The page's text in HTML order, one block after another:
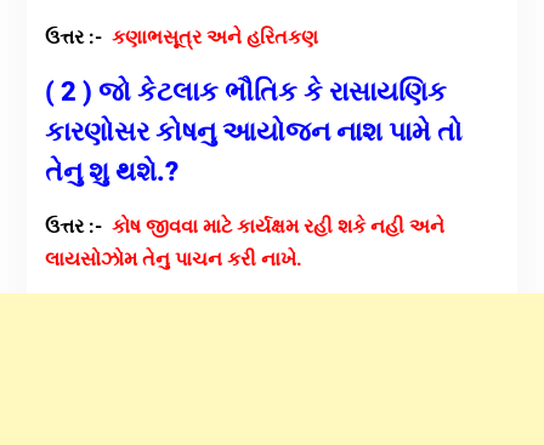
ઉત્તર :- કણાભસૂત્ર અને હરિતકણ
( 2 ) જો કેટલાક ભૌતિક કે રાસાયણિક
કારણોસર કોષનુ આયોજન નાશ પામે તો
તેનુ શુ થશે.?
ઉત્તર :- કોષ જીવવા માટે કાર્યક્ષમ રહી શકે નહી અને
લાયસોઝોમ તેનુ પાચન કરી નાખે.